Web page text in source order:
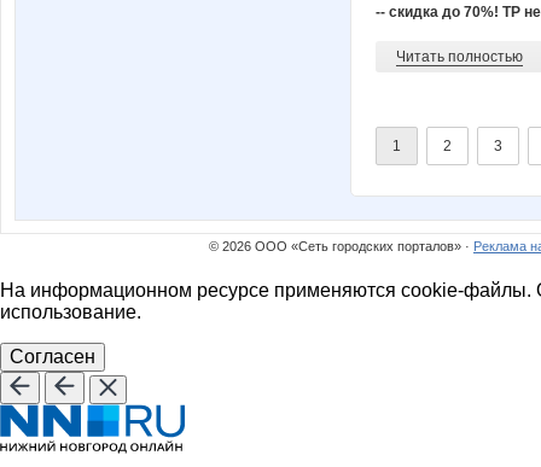
-- скидка до 70%! ТР
Читать полностью
1 2 3
© 2026 ООО «Сеть городских порталов» · Реклама
На информационном ресурсе применяются cookie-файлы.
использование.
Согласен